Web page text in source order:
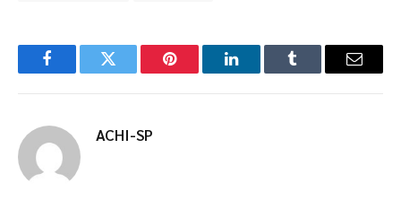
FacebookTwitter Pinterest LinkedInTumblr Email
ACHI-SP